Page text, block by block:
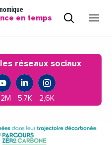
en temps
réseaux sociaux
5,7K 2,6K